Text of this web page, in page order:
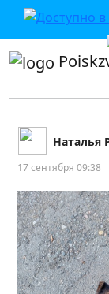
Наталья
17 сентября 09:38